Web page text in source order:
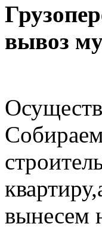
вывоз
вынесем